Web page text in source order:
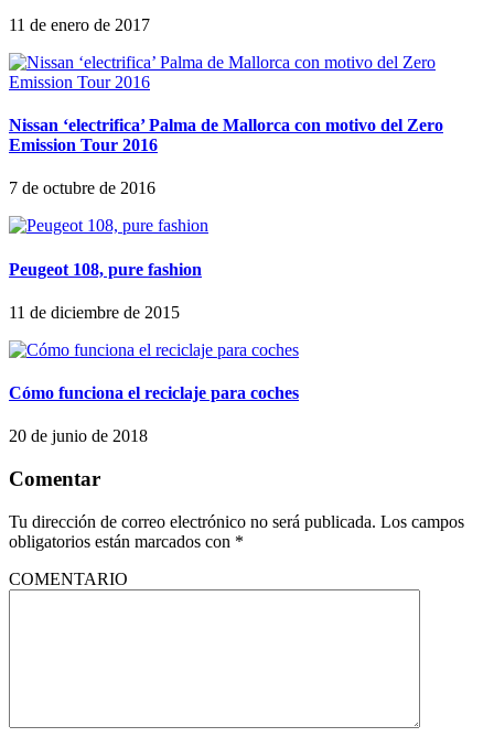
11 de enero de 2017
Nissan ‘electrifica’ Palma de Mallorca con motivo del Zero
Emission Tour 2016
7 de octubre de 2016
Peugeot 108, pure fashion
11 de diciembre de 2015
Cómo funciona el reciclaje para coches
20 de junio de 2018
Comentar
Tu dirección de correo electrónico no será publicada. Los campos
obligatorios están marcados con *
COMENTARIO